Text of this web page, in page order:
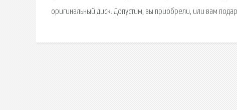
оригинальный диск. Допустим, вы приобрели, или вам